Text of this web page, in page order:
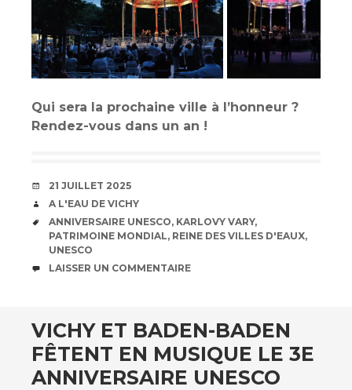
Qui sera la prochaine ville à l’honneur ?
Rendez-vous dans un an !
DATE
21 JUILLET 2025
AUTEUR
A L'EAU DE VICHY
ÉTIQUETTES
ANNIVERSAIRE UNESCO, KARLOVY VARY,
PATRIMOINE MONDIAL, REINE DES VILLES D'EAUX,
UNESCO
COMMENTAIRES
LAISSER UN COMMENTAIRE
VICHY ET BADEN-BADEN
FÊTENT EN MUSIQUE LE 3E
ANNIVERSAIRE UNESCO